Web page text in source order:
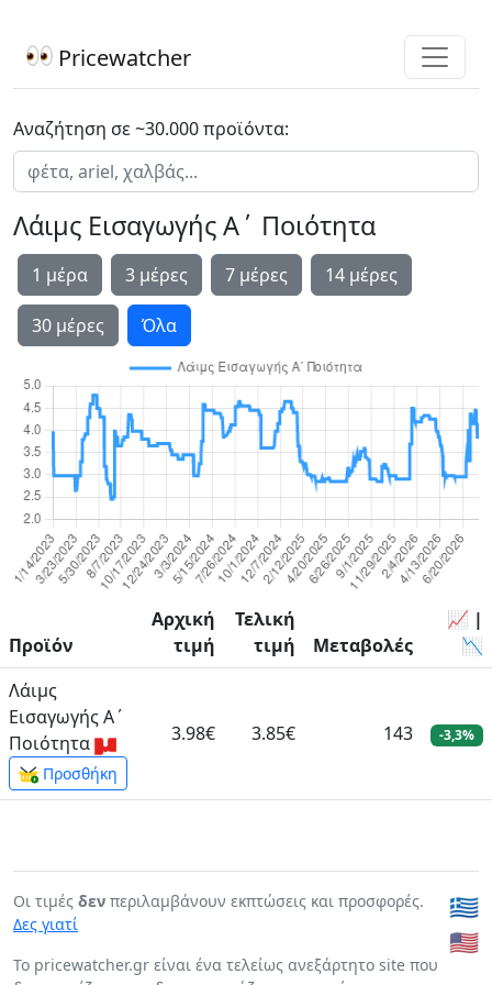
Pricewatcher
Αναζήτηση σε ~30.000 προϊόντα:
Λάιμς Εισαγωγής Α΄ Ποιότητα
1 μέρα 3 μέρες 7 μέρες 14 μέρες
30 μέρες Όλα
Προϊόν
Αρχική
τιμή
Τελική
τιμή
Μεταβολές
📈 |
📉
Λάιμς
Εισαγωγής Α΄
Ποιότητα
Προσθήκη
3.98€ 3.85€ 143 -3,3%
Οι τιμές δεν περιλαμβάνουν εκπτώσεις και προσφορές.
Δες γιατί
To pricewatcher.gr είναι ένα τελείως ανεξάρτητο site που
🇬🇷
🇺🇸